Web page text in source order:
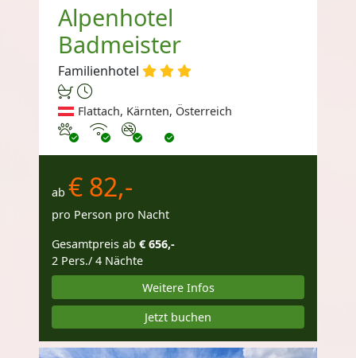
Alpenhotel
Badmeister
Familienhotel
Flattach, Kärnten, Österreich
Haustiere erlaubt
InternetNichtraucher
ab € 82,-
pro Person pro Nacht
Gesamtpreis ab € 656,-
2 Pers./ 4 Nächte
Weitere Infos
Jetzt buchen